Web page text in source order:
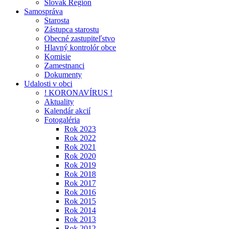
Slovak Region
Samospráva
Starosta
Zástupca starostu
Obecné zastupiteľstvo
Hlavný kontrolór obce
Komisie
Zamestnanci
Dokumenty
Udalosti v obci
! KORONAVÍRUS !
Aktuality
Kalendár akcií
Fotogaléria
Rok 2023
Rok 2022
Rok 2021
Rok 2020
Rok 2019
Rok 2018
Rok 2017
Rok 2016
Rok 2015
Rok 2014
Rok 2013